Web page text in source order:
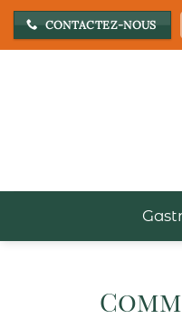
Passer
au
CONTACTEZ-NOUS